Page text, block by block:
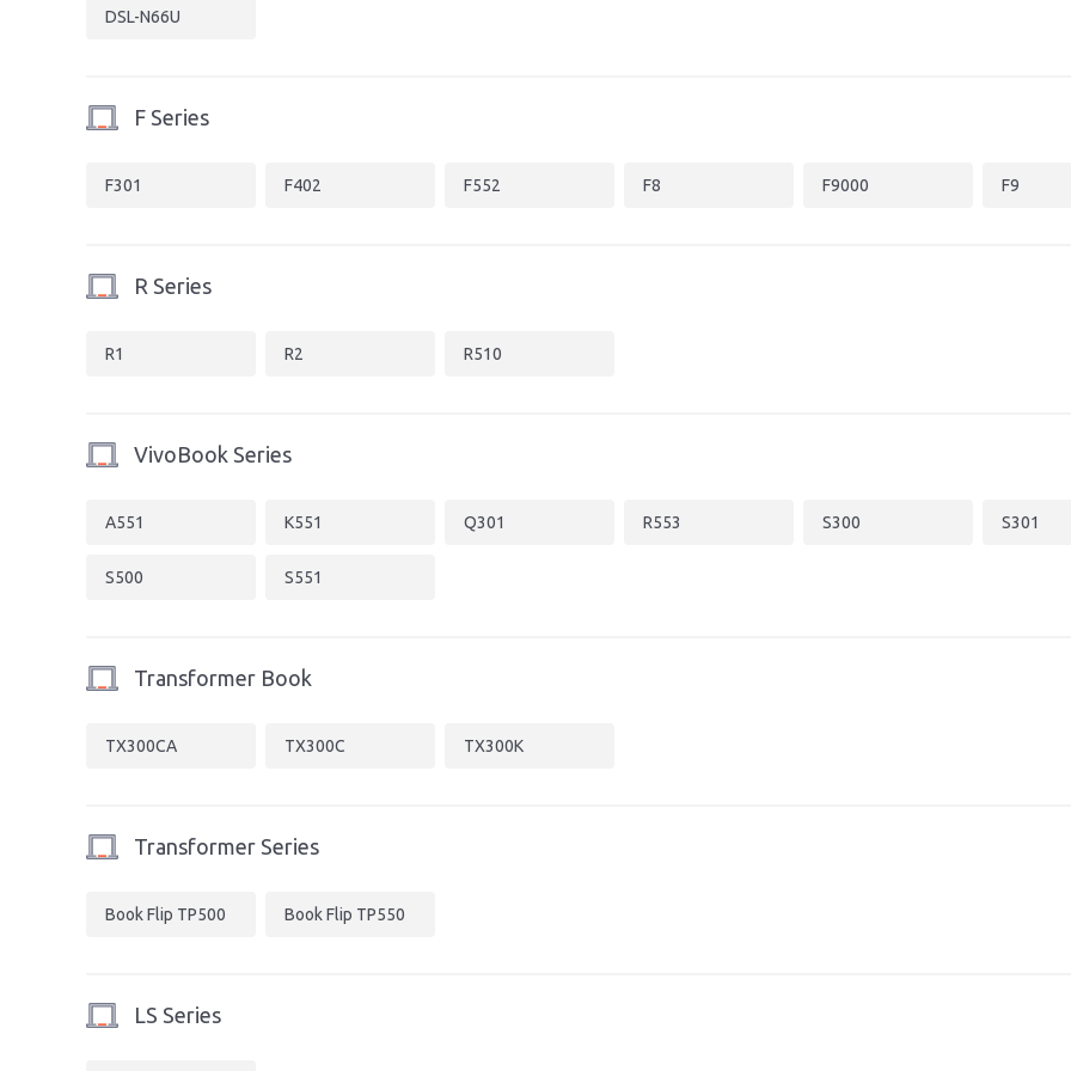
DSL-N66U
F Series
F301 F402 F552 F8 F9000 F9
R Series
R1 R2 R510
VivoBook Series
A551 K551 Q301 R553 S300 S301
S500 S551
Transformer Book
TX300CA TX300C TX300K
Transformer Series
Book Flip TP500 Book Flip TP550
LS Series